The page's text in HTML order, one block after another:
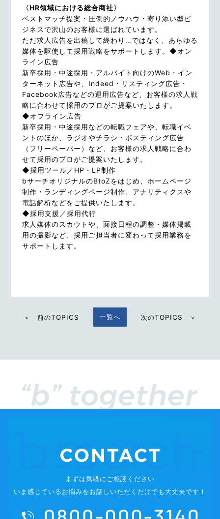
〈HR領域における総合商社〉
ベストマッチ提案・圧倒的ノウハウ・寄り添い型ビ
ジネスで沢山のお客様に選ばれています。
ただ求人広告を出稿して終わり…ではなく、あらゆる
媒体を駆使して採用戦略をサポートします。◆オン
ライン広告
新卒採用・中途採用・アルバイト向けのWeb・イン
ターネット広告や、Indeed・リスティング広告・
Facebook広告などの運用広告など、お客様の求人戦
略に合わせて採用のプロがご提案いたします。
◆オフライン広告
新卒採用・中途採用などの転職フェアや、転職イベ
ントのほか、ラジオやチラシ・ポスティング広告
（フリーペーパー）など、お客様の求人戦略に合わ
せて採用のプロがご提案いたします。
◆採用ツール／HP・LP制作
bサーチオリジナルのBtoZをはじめ、ホームページ
制作・ランディングページ制作、アナリティクスや
電話解析などをご提供いたします。
◆採用支援／採用代行
求人媒体のスカウトや、面接日程の調整・媒体掲載
用の撮影など、採用ご担当者に変わって採用業務を
サポートします。
＜ 前のTOPICS 一覧へ 次のTOPICS ＞
まずは気軽にご相談ください
いま感じているお悩みをお話しいただくだけでも大丈夫です！